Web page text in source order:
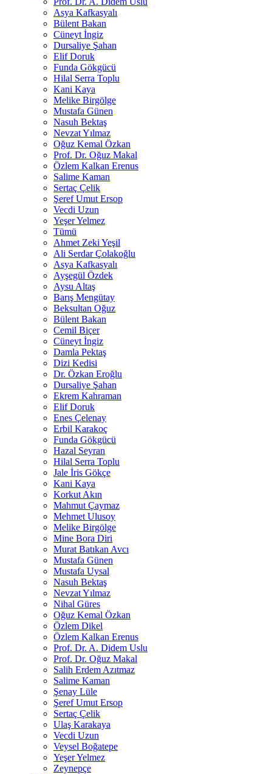
Asya Kafkasyalı
Bülent Bakan
Cüneyt İngiz
Dursaliye Şahan
Elif Doruk
Funda Gökgücü
Hilal Serra Toplu
Kani Kaya
Melike Birgölge
Mustafa Günen
Nasuh Bektaş
Nevzat Yılmaz
Oğuz Kemal Özkan
Prof. Dr. Oğuz Makal
Özlem Kalkan Erenus
Salime Kaman
Sertaç Çelik
Şeref Umut Ersop
Vecdi Uzun
Yeşer Yelmez
Tümü
Ahmet Zeki Yeşil
Ali Serdar Çolakoğlu
Asya Kafkasyalı
Ayşegül Özdek
Aysu Altaş
Barış Mengütay
Beksultan Oğuz
Bülent Bakan
Cemil Biçer
Cüneyt İngiz
Damla Pektaş
Dizi Kedisi
Dr. Özkan Eroğlu
Dursaliye Şahan
Ekrem Kahraman
Elif Doruk
Enes Çelenay
Erbil Karakoç
Funda Gökgücü
Hazal Seyran
Hilal Serra Toplu
Jale İris Gökçe
Kani Kaya
Korkut Akın
Mahmut Çaymaz
Mehmet Ulusoy
Melike Birgölge
Mine Bora Diri
Murat Batıkan Avcı
Mustafa Günen
Mustafa Uysal
Nasuh Bektaş
Nevzat Yılmaz
Nihal Güres
Oğuz Kemal Özkan
Özlem Dikel
Özlem Kalkan Erenus
Prof. Dr. A. Didem Uslu
Prof. Dr. Oğuz Makal
Salih Erdem Azıtmaz
Salime Kaman
Şenay Lüle
Şeref Umut Ersop
Sertaç Çelik
Ulaş Karakaya
Vecdi Uzun
Veysel Boğatepe
Yeşer Yelmez
Zeynepçe